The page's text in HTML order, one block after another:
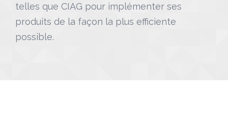
telles que CIAG pour implémenter ses
produits de la façon la plus efficiente
possible.